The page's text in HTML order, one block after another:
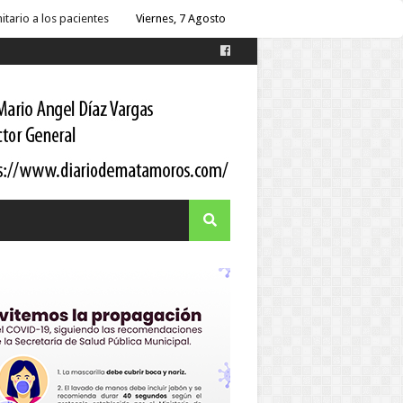
a los pacientes
Viernes, 7 Agosto